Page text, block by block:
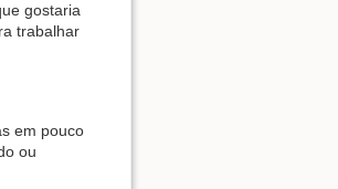
gostaria
trabalhar
em pouco
ou